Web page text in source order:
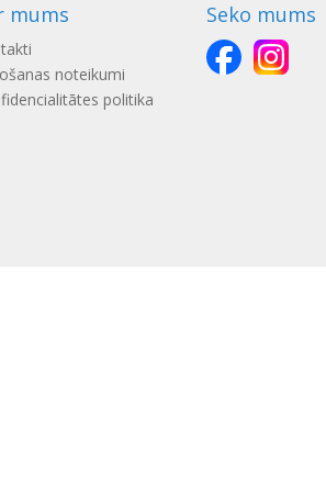
mums
noteikumi
politika
Seko mums